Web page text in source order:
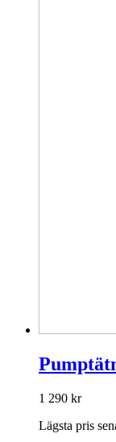
1 290 kr
Lägsta pris